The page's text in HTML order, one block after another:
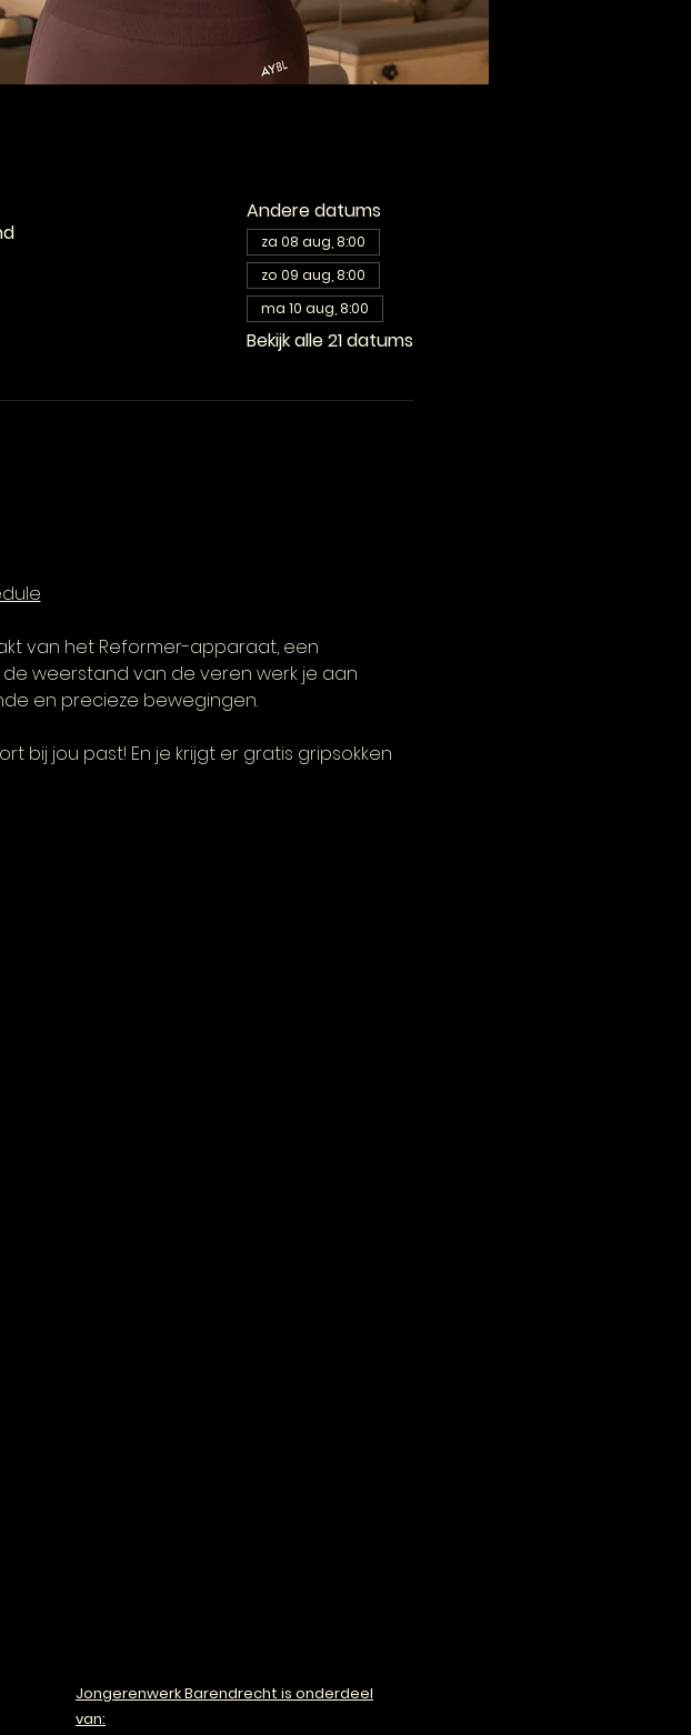
Andere datums
za 08 aug, 8:00
zo 09 aug, 8:00
ma 10 aug, 8:00
Bekijk alle 21 datums
van het Reformer-apparaat, een
weerstand van de veren werk je aan
en precieze bewegingen.
bij jou past! En je krijgt er gratis gripsokken
Jongerenwerk Barendrecht is onderdeel
van: